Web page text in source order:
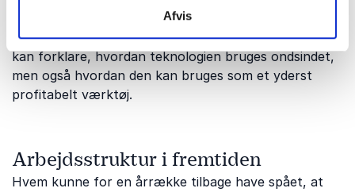
Afvis
og fordele? Ekspert på området
selv været involveret i udviklingen af deep fakes og
kan forklare, hvordan teknologien bruges ondsindet,
men også hvordan den kan bruges som et yderst
profitabelt værktøj.
Arbejdsstruktur i fremtiden
Hvem kunne for en årrække tilbage have spået, at